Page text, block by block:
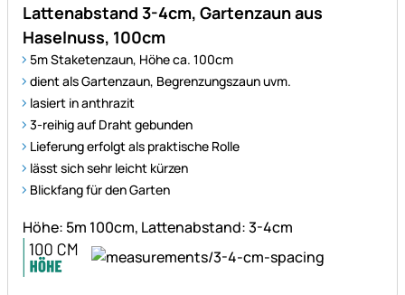
Lattenabstand 3-4cm, Gartenzaun aus
Haselnuss, 100cm
5m Staketenzaun, Höhe ca. 100cm
dient als Gartenzaun, Begrenzungszaun uvm.
lasiert in anthrazit
3-reihig auf Draht gebunden
Lieferung erfolgt als praktische Rolle
lässt sich sehr leicht kürzen
Blickfang für den Garten
Höhe: 5m 100cm, Lattenabstand: 3-4cm